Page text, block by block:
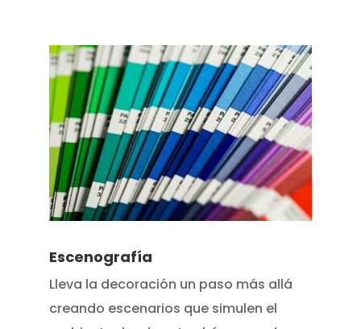
Escenografía
Lleva la decoración un paso más allá
creando escenarios que simulen el